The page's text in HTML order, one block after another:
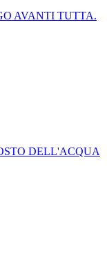
AVANTI TUTTA.
DELL'ACQUA